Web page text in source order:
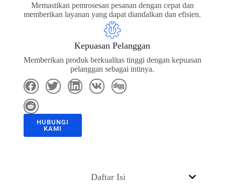
Memastikan pemrosesan pesanan dengan cepat dan
memberikan layanan yang dapat diandalkan dan efisien.
Kepuasan Pelanggan
Memberikan produk berkualitas tinggi dengan kepuasan
pelanggan sebagai intinya.
HUBUNGI
KAMI
Daftar Isi